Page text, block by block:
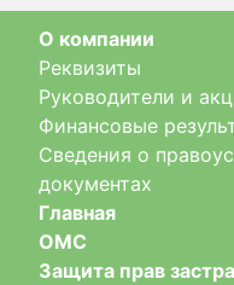
О компании
Реквизиты
Руководители и
Финансовые
Сведения о
документах
Главная
ОМС
Защита прав